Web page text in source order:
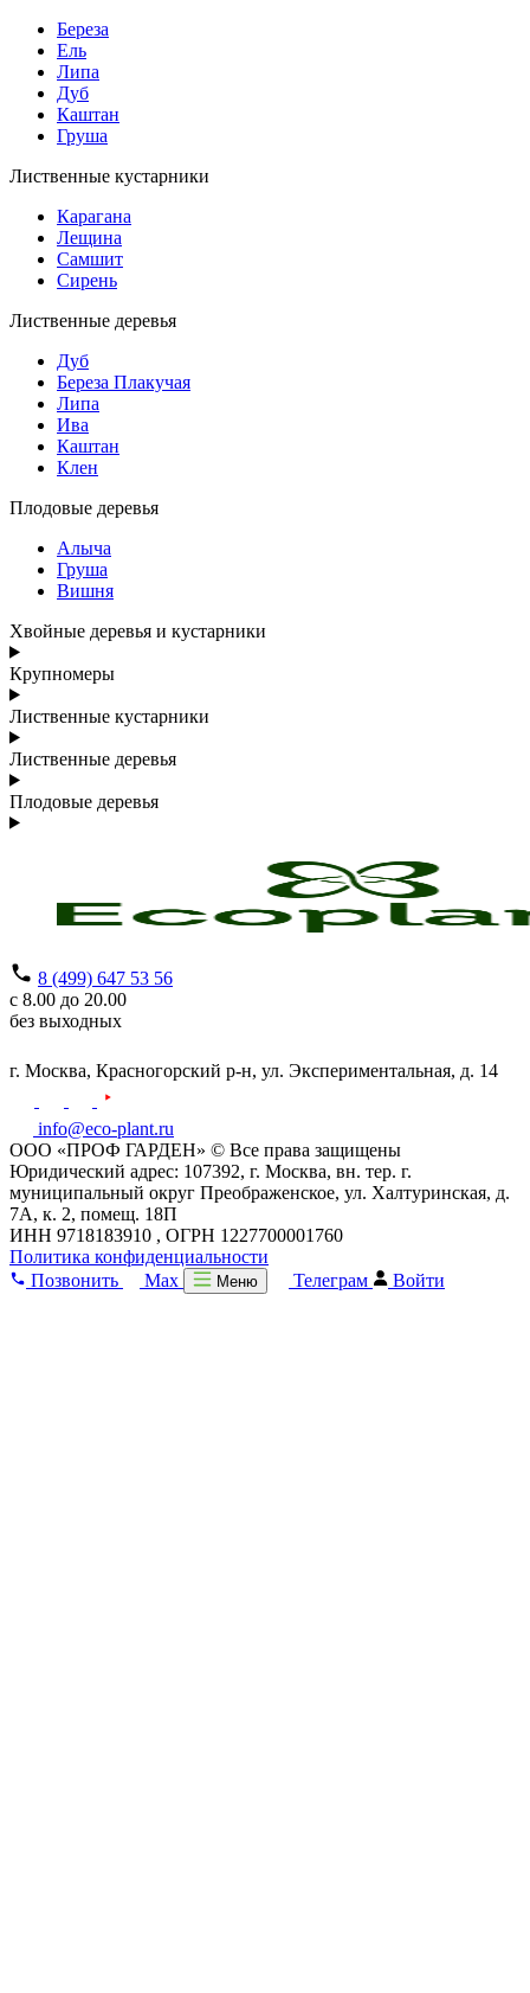
Береза
Ель
Липа
Дуб
Каштан
Груша
Лиственные кустарники
Карагана
Лещина
Самшит
Сирень
Лиственные деревья
Дуб
Береза Плакучая
Липа
Ива
Каштан
Клен
Плодовые деревья
Алыча
Груша
Вишня
Хвойные деревья и кустарники
Крупномеры
Лиственные кустарники
Лиственные деревья
Плодовые деревья
8 (499) 647 53 56
с 8.00 до 20.00
без выходных
г. Москва, Красногорский р-н, ул. Экспериментальная, д. 14
info@eco-plant.ru
ООО «ПРОФ ГАРДЕН» © Все права защищены
Юридический адрес: 107392, г. Москва, вн. тер. г.
муниципальный округ Преображенское, ул. Халтуринская, д.
7А, к. 2, помещ. 18П
ИНН 9718183910 , ОГРН 1227700001760
Политика конфиденциальности
Позвонить
Max Меню Телеграм Войти